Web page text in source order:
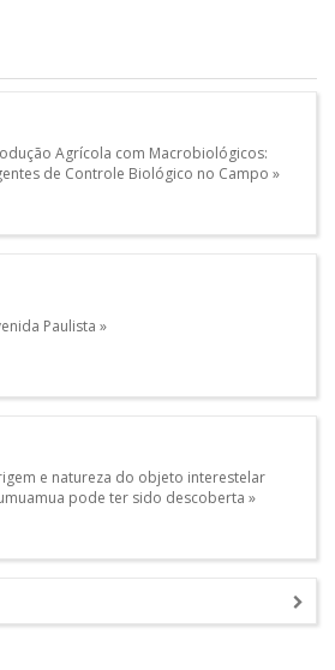
this Author.
Agrícola com Macrobiológicos:
de Controle Biológico no Campo
Paulista
e natureza do objeto interestelar
pode ter sido descoberta